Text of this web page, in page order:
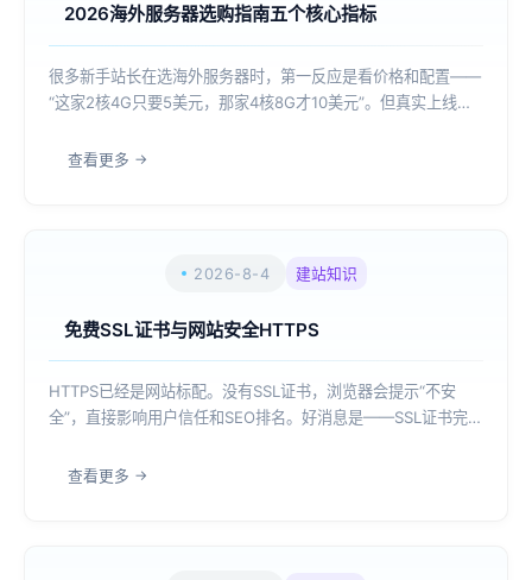
2026海外服务器选购指南五个核心指标
很多新手站长在选海外服务器时，第一反应是看价格和配置——
“这家2核4G只要5美元，那家4核8G才10美元”。但真实上线后
拉黑、工单发出去三天没人回——配置表上的数字和实际体验完
查看更多
2026-8-4 建站知识
免费SSL证书与网站安全HTTPS
HTTPS已经是网站标配。没有SSL证书，浏览器会提示“不安
全”，直接影响用户信任和SEO排名。好消息是——SSL证书完全
费证书，由非营利组织Internet Security Researc...
查看更多